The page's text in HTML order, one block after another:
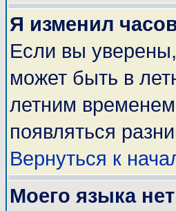
Я изменил
Если вы
может быть в
летним
появляться
Вернуться к
Моего языка